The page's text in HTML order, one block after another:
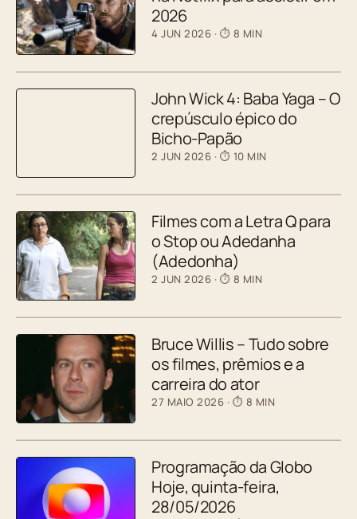
2026
4 JUN 2026 · ⏱ 8 MIN
John Wick 4: Baba Yaga – O
crepúsculo épico do
Bicho-Papão
2 JUN 2026 · ⏱ 10 MIN
Filmes com a Letra Q para
o Stop ou Adedanha
(Adedonha)
2 JUN 2026 · ⏱ 8 MIN
Bruce Willis – Tudo sobre
os filmes, prêmios e a
carreira do ator
27 MAIO 2026 · ⏱ 8 MIN
Programação da Globo
Hoje, quinta-feira,
28/05/2026